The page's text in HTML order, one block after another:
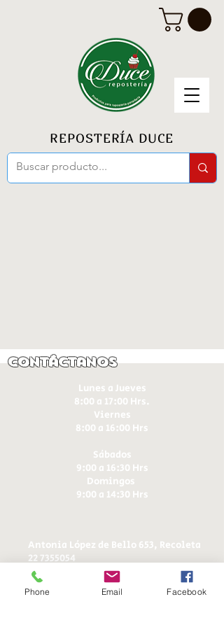
REPOSTERÍA DUCE
Contáctanos
Lunes a Jueves
8:00 a 17:00 Hrs.
Viernes
8:00 a 16:00 Hrs​
Sábados
9:00 a 16:30 Hrs
Domingos
9:00 a 14:30 Hrs
Antonia López de Bello 653, Recoleta
22 7355054
22 7375725
+56 9 75224598
ducereposteria@gmail.com
Phone Email Facebook